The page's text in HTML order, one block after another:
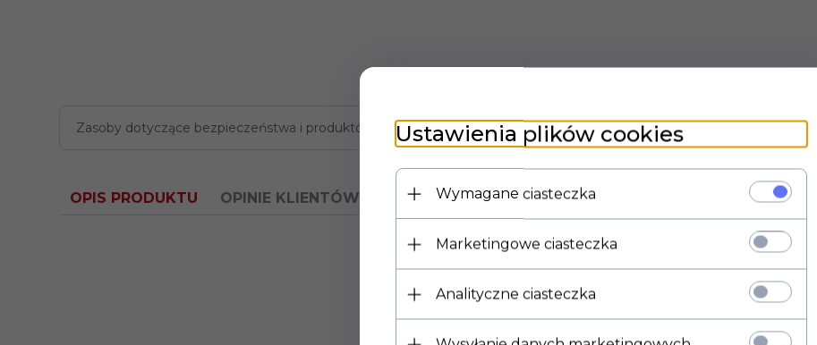
Zasoby dotyczące bezpieczeństwa i produktów
OPIS PRODUKTU OPINIE KLIENTÓW
Potencjometr obrotowy montowany na panel.
moc 0,125W
długość ośki 8mm
średnica ośki 6mm
gwint M7.
Ustawienia plików cookies
Wymagane ciasteczka
Marketingowe ciasteczka
Analityczne ciasteczka